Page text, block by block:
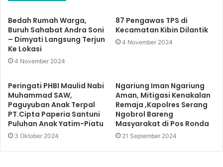
Bedah Rumah Warga,
Buruh Sahabat Andra Soni
– Dimyati Langsung Terjun
Ke Lokasi
4 November 2024
87 Pengawas TPS di
Kecamatan Kibin Dilantik
4 November 2024
Peringati PHBI Maulid Nabi
Muhammad SAW,
Paguyuban Anak Terpal
PT.Cipta Paperia Santuni
Puluhan Anak Yatim-Piatu
3 Oktober 2024
Ngariung Iman Ngariung
Aman, Mitigasi Kenakalan
Remaja ,Kapolres Serang
Ngobrol Bareng
Masyarakat di Pos Ronda
21 September 2024